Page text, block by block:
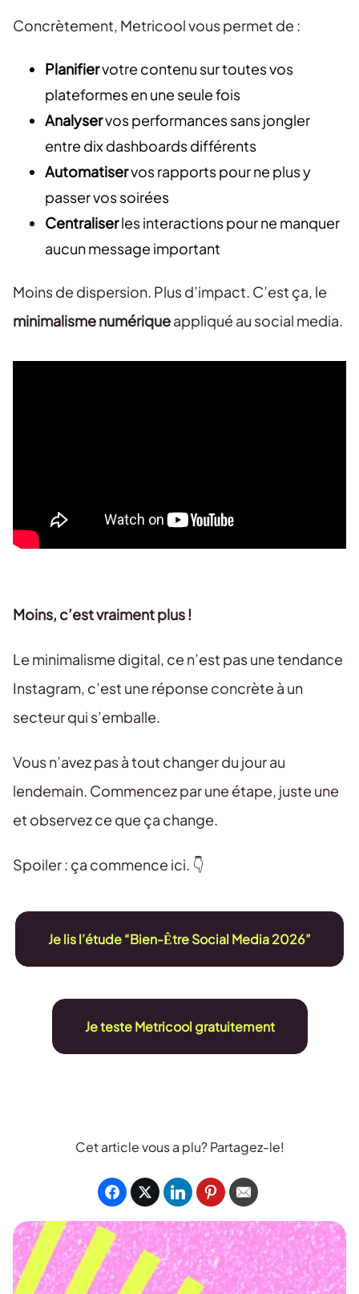
Concrètement, Metricool vous permet de :
Planifiervotre contenu sur toutes vos
plateformes en une seule fois
Analyservos performances sans jongler
entre dix dashboards différents
Automatiservos rapports pour ne plus y
passer vos soirées
Centraliserles interactions pour ne manquer
aucun message important
Moins de dispersion. Plus d’impact. C’est ça, le
minimalisme numériqueappliqué au social media.
Moins, c’est vraiment plus !
Le minimalisme digital, ce n’est pas une tendance
Instagram, c’est une réponse concrète à un
secteur qui s’emballe.
Vous n’avez pas à tout changer du jour au
lendemain. Commencez par une étape, juste une
et observez ce que ça change.
Spoiler : ça commence ici. 👇
Je lis l’étude “Bien-Être Social Media 2026”
Je teste Metricool gratuitement
Cet article vous a plu? Partagez-le!